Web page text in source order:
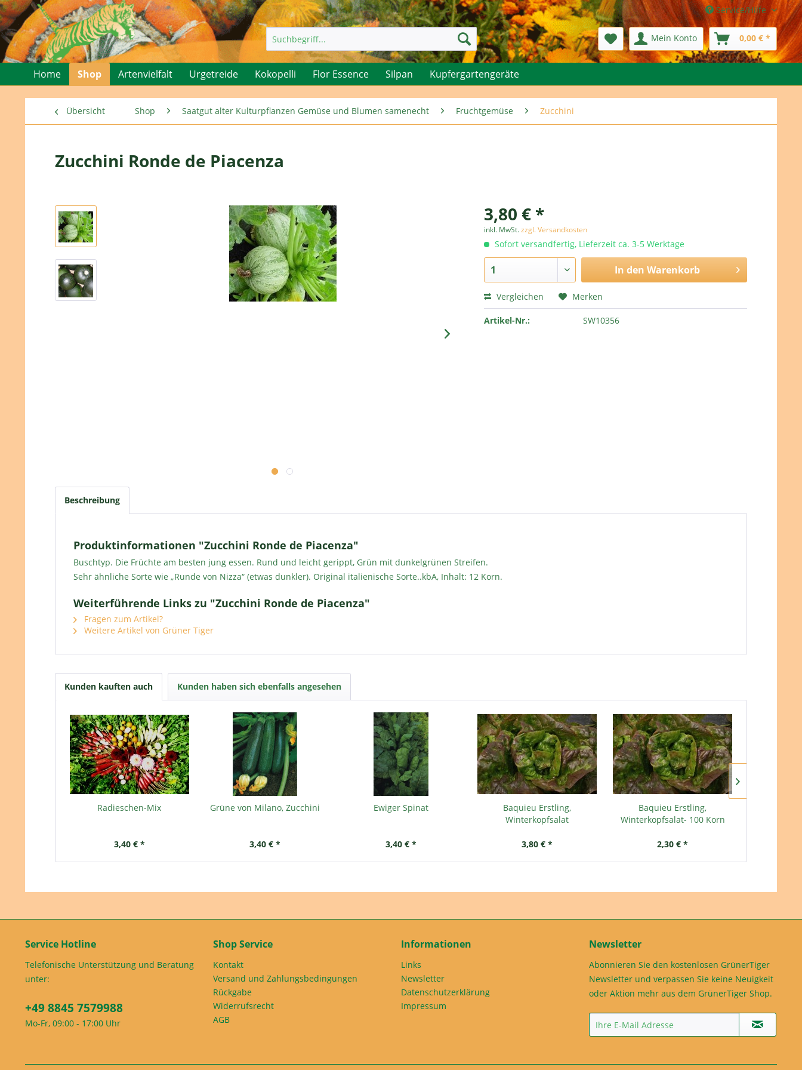
Service/Hilfe
Mein Konto 0,00 € *
Home Shop Artenvielfalt Urgetreide Kokopelli Flor Essence Silpan Kupfergartengeräte
Übersicht Shop Saatgut alter Kulturpflanzen Gemüse und Blumen samenecht Fruchtgemüse Zucchini
Zucchini Ronde de Piacenza
3,80 € *
inkl. MwSt.zzgl. Versandkosten
Sofort versandfertig, Lieferzeit ca. 3-5 Werktage
In den Warenkorb
Vergleichen Merken
Artikel-Nr.: SW10356
Beschreibung
Produktinformationen "Zucchini Ronde de Piacenza"
Buschtyp. Die Früchte am besten jung essen. Rund und leicht gerippt, Grün mit dunkelgrünen Streifen.
Sehr ähnliche Sorte wie „Runde von Nizza“ (etwas dunkler). Original italienische Sorte..kbA, Inhalt: 12 Korn.
Weiterführende Links zu "Zucchini Ronde de Piacenza"
Fragen zum Artikel?
Weitere Artikel von Grüner Tiger
Kunden kauften auch Kunden haben sich ebenfalls angesehen
Radieschen-Mix
3,40 € *
Grüne von Milano, Zucchini
3,40 € *
Ewiger Spinat
3,40 € *
Baquieu Erstling,
Winterkopfsalat
3,80 € *
Baquieu Erstling,
Winterkopfsalat- 100 Korn
2,30 € *
Service Hotline
Telefonische Unterstützung und Beratung
unter:
+49 8845 7579988
Mo-Fr, 09:00 - 17:00 Uhr
Shop Service
Kontakt
Versand und Zahlungsbedingungen
Rückgabe
Widerrufsrecht
AGB
Informationen
Links
Newsletter
Datenschutzerklärung
Impressum
Newsletter
Abonnieren Sie den kostenlosen GrünerTiger
Newsletter und verpassen Sie keine Neuigkeit
oder Aktion mehr aus dem GrünerTiger Shop.